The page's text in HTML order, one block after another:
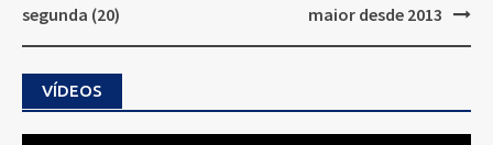
segunda (20)
maior desde 2013
VÍDEOS